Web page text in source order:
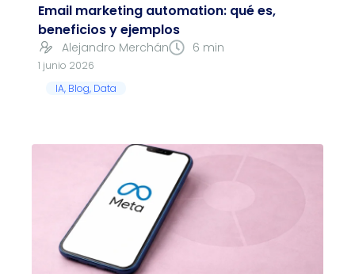
Email marketing automation: qué es,
beneficios y ejemplos
Alejandro Merchán 6 min
1 junio 2026
IA, Blog, Data